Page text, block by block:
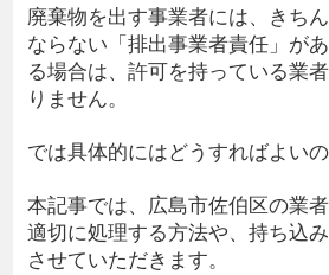
廃棄物を出す事業者には、きち
ならない「排出事業者責任」が
る場合は、許可を持っている業
りません。
では具体的にはどうすればよい
本記事では、広島市佐伯区の業
適切に処理する方法や、持ち込
させていただきます。